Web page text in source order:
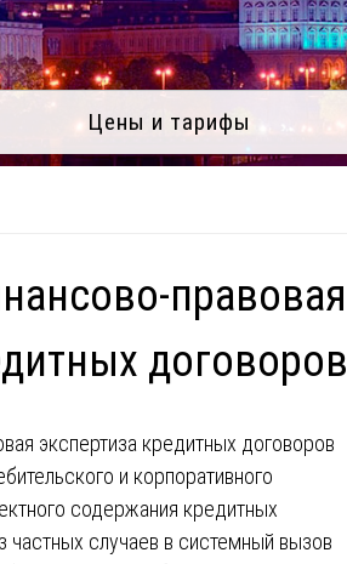
Цены и тарифы
правовая
договоров
и корпоративного
содержания кредитных
частных случаев в системный вызов